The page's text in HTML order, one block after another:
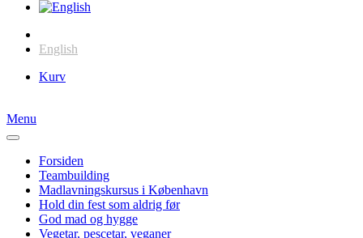
English
Kurv
Menu
Forsiden
Teambuilding
Madlavningskursus i København
Hold din fest som aldrig før
God mad og hygge
Vegetar, pescetar, veganer